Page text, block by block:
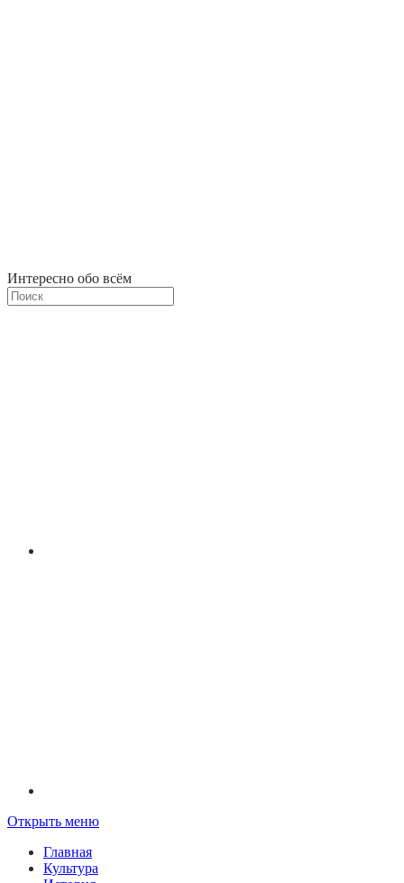
Интересно обо всём
Открыть меню
Главная
Культура